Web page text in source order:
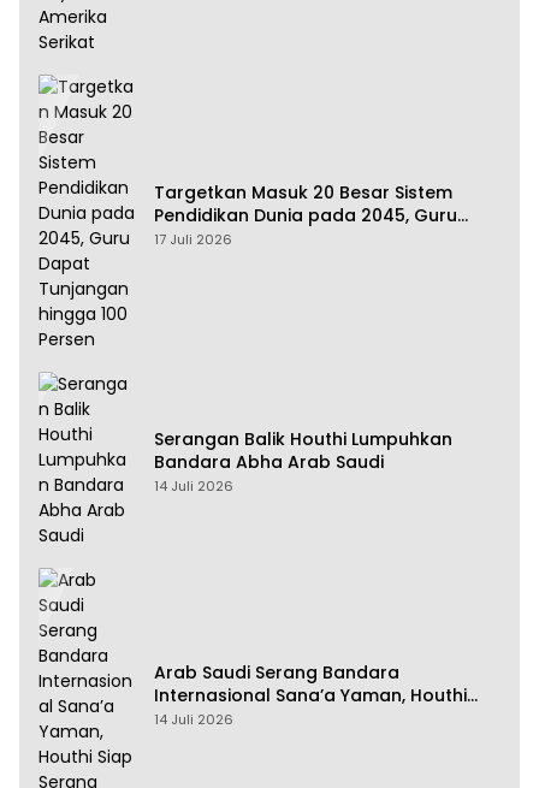
Targetkan Masuk 20 Besar Sistem
Pendidikan Dunia pada 2045, Guru
Dapat Tunjangan hingga 100 Persen
17 Juli 2026
Serangan Balik Houthi Lumpuhkan
Bandara Abha Arab Saudi
14 Juli 2026
Arab Saudi Serang Bandara
Internasional Sana’a Yaman, Houthi
Siap Serang Balik
14 Juli 2026